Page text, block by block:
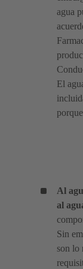
agua
El
Al
al
Sin
son lo